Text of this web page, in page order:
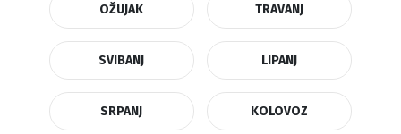
OŽUJAK TRAVANJ
SVIBANJ LIPANJ
SRPANJ KOLOVOZ